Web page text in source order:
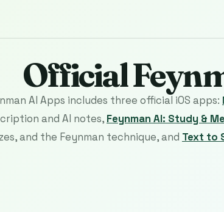
Official
AI Apps includes three official iOS apps:
and AI notes, Feynman AI: Study &
and the Feynman technique, and Text to